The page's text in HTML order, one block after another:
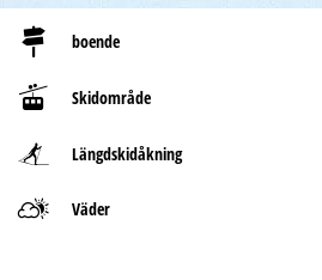
boende
Skidområde
Längdskidåkning
Väder